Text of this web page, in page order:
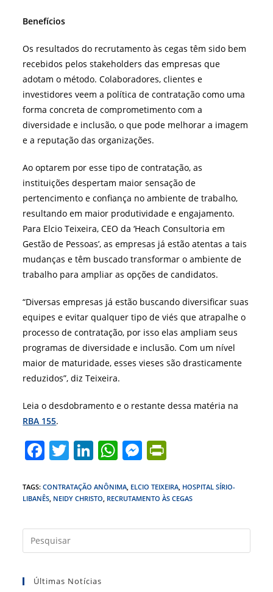
Benefícios
Os resultados do recrutamento às cegas têm sido bem
recebidos pelos stakeholders das empresas que
adotam o método. Colaboradores, clientes e
investidores veem a política de contratação como uma
forma concreta de comprometimento com a
diversidade e inclusão, o que pode melhorar a imagem
e a reputação das organizações.
Ao optarem por esse tipo de contratação, as
instituições despertam maior sensação de
pertencimento e confiança no ambiente de trabalho,
resultando em maior produtividade e engajamento.
Para Elcio Teixeira, CEO da ‘Heach Consultoria em
Gestão de Pessoas’, as empresas já estão atentas a tais
mudanças e têm buscado transformar o ambiente de
trabalho para ampliar as opções de candidatos.
“Diversas empresas já estão buscando diversificar suas
equipes e evitar qualquer tipo de viés que atrapalhe o
processo de contratação, por isso elas ampliam seus
programas de diversidade e inclusão. Com um nível
maior de maturidade, esses vieses são drasticamente
reduzidos”, diz Teixeira.
Leia o desdobramento e o restante dessa matéria na
RBA 155.
F
c
e
b
o
k
T
itt
er
Li
k
e
dI
n
W
at
s
A
p
M
ss
e
n
g
tF
ri
e
n
TAGS:CONTRATAÇÃO ANÔNIMA ELCIO TEIXEIRA HOSPITAL SÍRIO-
LIBANÊS NEIDY CHRISTO RECRUTAMENTO ÀS CEGAS
a
Últimas Notícias